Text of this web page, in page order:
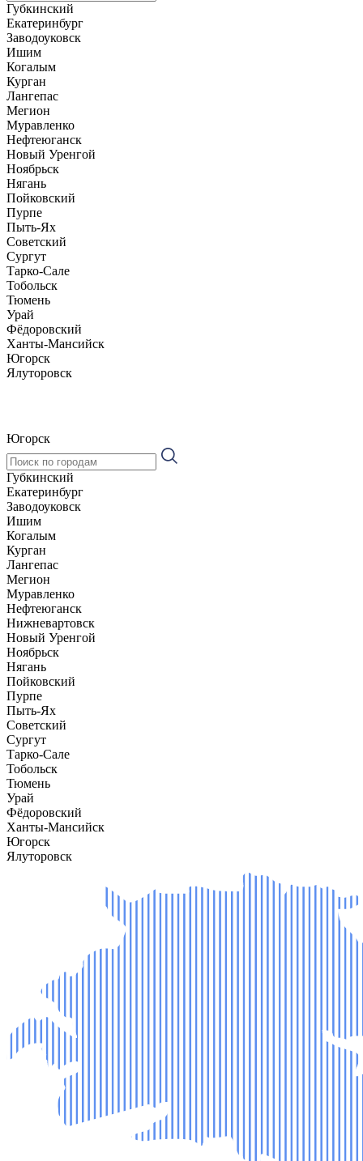
Губкинский
Екатеринбург
Заводоуковск
Ишим
Когалым
Курган
Лангепас
Мегион
Муравленко
Нефтеюганск
Новый Уренгой
Ноябрьск
Нягань
Пойковский
Пурпе
Пыть-Ях
Советский
Сургут
Тарко-Сале
Тобольск
Тюмень
Урай
Фёдоровский
Ханты-Мансийск
Югорск
Ялуторовск
Югорск
Губкинский
Екатеринбург
Заводоуковск
Ишим
Когалым
Курган
Лангепас
Мегион
Муравленко
Нефтеюганск
Нижневартовск
Новый Уренгой
Ноябрьск
Нягань
Пойковский
Пурпе
Пыть-Ях
Советский
Сургут
Тарко-Сале
Тобольск
Тюмень
Урай
Фёдоровский
Ханты-Мансийск
Югорск
Ялуторовск